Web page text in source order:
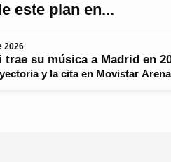
este plan en...
2026
trae su música a Madrid en
y la cita en Movistar